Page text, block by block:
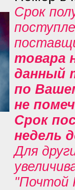
Срок
товара
данный
по
не
Срок
недель
Для
"Почтой